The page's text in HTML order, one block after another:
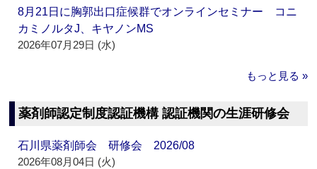
8月21日に胸郭出口症候群でオンラインセミナー コニ
カミノルタJ、キヤノンMS
2026年07月29日 (水)
もっと見る »
薬剤師認定制度認証機構 認証機関の生涯研修会
石川県薬剤師会 研修会 2026/08
2026年08月04日 (火)